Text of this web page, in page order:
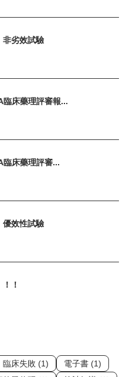
非劣效試驗
臨床藥理評審報...
臨床藥理評審...
優效性試驗
！
臨床失敗 (1)
電子書 (1)